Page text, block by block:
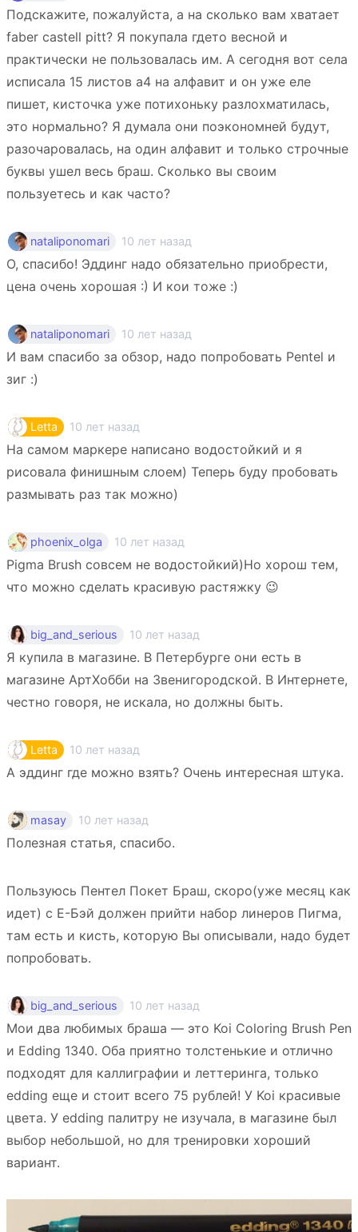
Подскажите, пожалуйста, а на сколько вам хватает
faber castell pitt? Я покупала гдето весной и
практически не пользовалась им. А сегодня вот села
исписала 15 листов а4 на алфавит и он уже еле
пишет, кисточка уже потихоньку разлохматилась,
это нормально? Я думала они поэкономней будут,
разочаровалась, на один алфавит и только строчные
буквы ушел весь браш. Сколько вы своим
пользуетесь и как часто?
nataliponomari 10 лет назад
О, спасибо! Эддинг надо обязательно приобрести,
цена очень хорошая :) И кои тоже :)
nataliponomari 10 лет назад
И вам спасибо за обзор, надо попробовать Pentel и
зиг :)
Letta 10 лет назад
На самом маркере написано водостойкий и я
рисовала финишным слоем) Теперь буду пробовать
размывать раз так можно)
phoenix_olga 10 лет назад
Pigma Brush совсем не водостойкий)Но хорош тем,
что можно сделать красивую растяжку 😉
big_and_serious 10 лет назад
Я купила в магазине. В Петербурге они есть в
магазине АртХобби на Звенигородской. В Интернете,
честно говоря, не искала, но должны быть.
Letta 10 лет назад
А эддинг где можно взять? Очень интересная штука.
masay 10 лет назад
Полезная статья, спасибо.
Пользуюсь Пентел Покет Браш, скоро(уже месяц как
идет) с Е-Бэй должен прийти набор линеров Пигма,
там есть и кисть, которую Вы описывали, надо будет
попробовать.
big_and_serious 10 лет назад
Мои два любимых браша — это Koi Coloring Brush Pen
и Edding 1340. Оба приятно толстенькие и отлично
подходят для каллиграфии и леттеринга, только
edding еще и стоит всего 75 рублей! У Koi красивые
цвета. У edding палитру не изучала, в магазине был
выбор небольшой, но для тренировки хороший
вариант.